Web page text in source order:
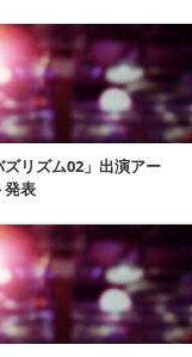
リズム02」出演アー
発表